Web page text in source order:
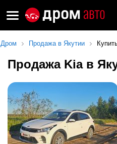
Дром Продажа в Якутии
Продажа Kia в